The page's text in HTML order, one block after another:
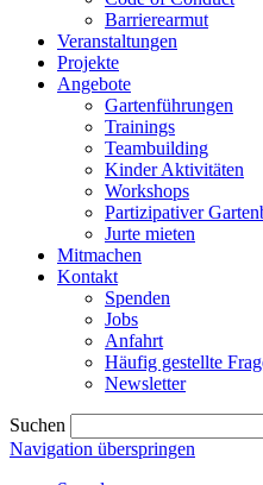
Barrierearmut
Veranstaltungen
Projekte
Angebote
Gartenführungen
Trainings
Teambuilding
Kinder Aktivitäten
Workshops
Partizipativer
Jurte mieten
Mitmachen
Kontakt
Spenden
Jobs
Anfahrt
Häufig gestellte
Newsletter
Suchen
Navigation überspringen